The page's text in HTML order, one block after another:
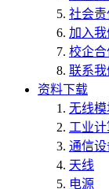
社会责
加入我
校企合
联系我
资料下载
无线模
工业
通信设
天线
电源